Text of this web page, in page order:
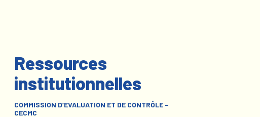
Ressources
institutionnelles
COMMISSION D’EVALUATION ET DE CONTRÔLE –
CECMC